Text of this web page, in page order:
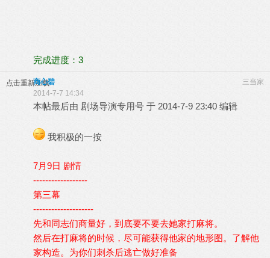
完成进度：3
点击重新加载 三当家
商心碧
2014-7-7 14:34
本帖最后由 剧场导演专用号 于 2014-7-9 23:40 编辑
我积极的一按
7月9日 剧情
------------------
第三幕
--------------------
先和同志们商量好，到底要不要去她家打麻将。
然后在打麻将的时候，尽可能获得他家的地形图。了解他
家构造。为你们刺杀后逃亡做好准备